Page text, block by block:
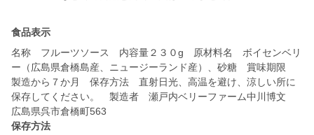
食品表示
名称 フルーツソース 内容量２３０g 原材料名 ボイセンベリ
ー（広島県倉橋島産、ニュージーランド産）、砂糖 賞味期限
製造から７か月 保存方法 直射日光、高温を避け、涼しい所に
保存してください。 製造者 瀬戸内ベリーファーム中川博文
広島県呉市倉橋町563
保存方法